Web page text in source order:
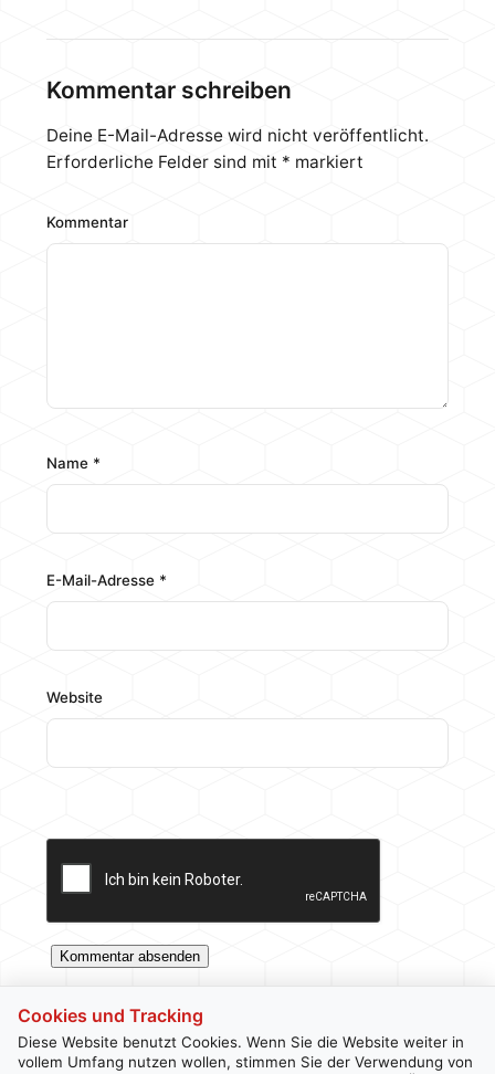
wieder an die Rohkarosse gefunden. Abschleifen
Das erste große Projekt für dieses Jahr war der
alte Lack. Mittels Exzenterschleifer habe ich die
komplette Außenkarossse,…
Kommentar schreiben
Deine E-Mail-Adresse wird nicht veröffentlicht.
Erforderliche Felder sind mit * markiert
Kommentar
Name *
E-Mail-Adresse *
Website
Cookies und Tracking
Diese Website benutzt Cookies. Wenn Sie die Website weiter in
vollem Umfang nutzen wollen, stimmen Sie der Verwendung von